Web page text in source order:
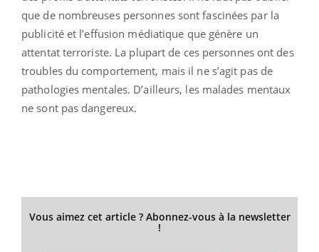
que de nombreuses personnes sont fascinées par la
publicité et l’effusion médiatique que génère un
attentat terroriste. La plupart de ces personnes ont des
troubles du comportement, mais il ne s’agit pas de
pathologies mentales. D’ailleurs, les malades mentaux
ne sont pas dangereux.
Vous aimez cet article ? Abonnez-vous à la newsletter
!